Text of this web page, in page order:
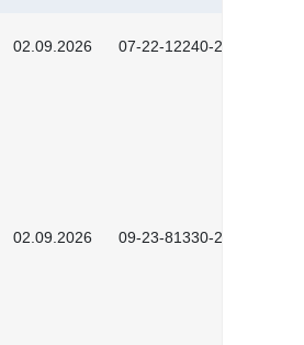
02.09.2026 07-22-12240-2601
02.09.2026 09-23-81330-2602